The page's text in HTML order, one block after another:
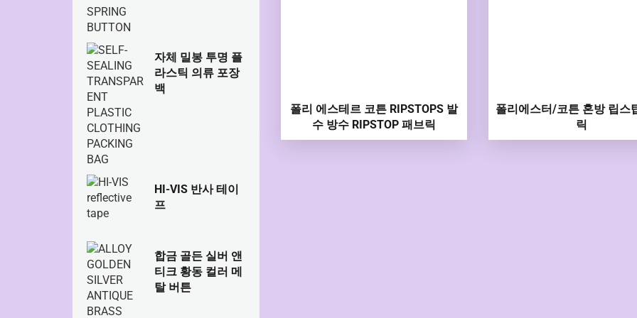
폴리 에스테르 코튼 RIPSTOPS 발
수 방수 RIPSTOP 패브릭
폴리에스터/코튼 혼방 립스
릭
자체 밀봉 투명 플
라스틱 의류 포장
백
HI-VIS 반사 테이
프
합금 골든 실버 앤
티크 황동 컬러 메
탈 버튼